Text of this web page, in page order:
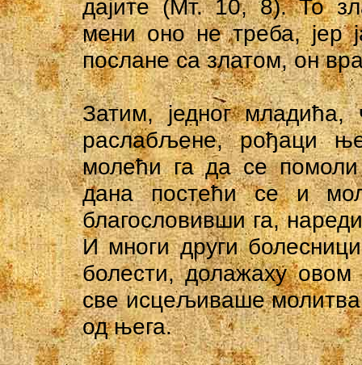
дајите (Мт. 10, 8). То
мени оно не треба, јер
послане са златом, он
Затим, једног младића,
раслабљене, рођаци
молећи га да се
дана постећи се и
благословивши га,
И многи други
болести, долажаху
све исцељиваше
од њега.